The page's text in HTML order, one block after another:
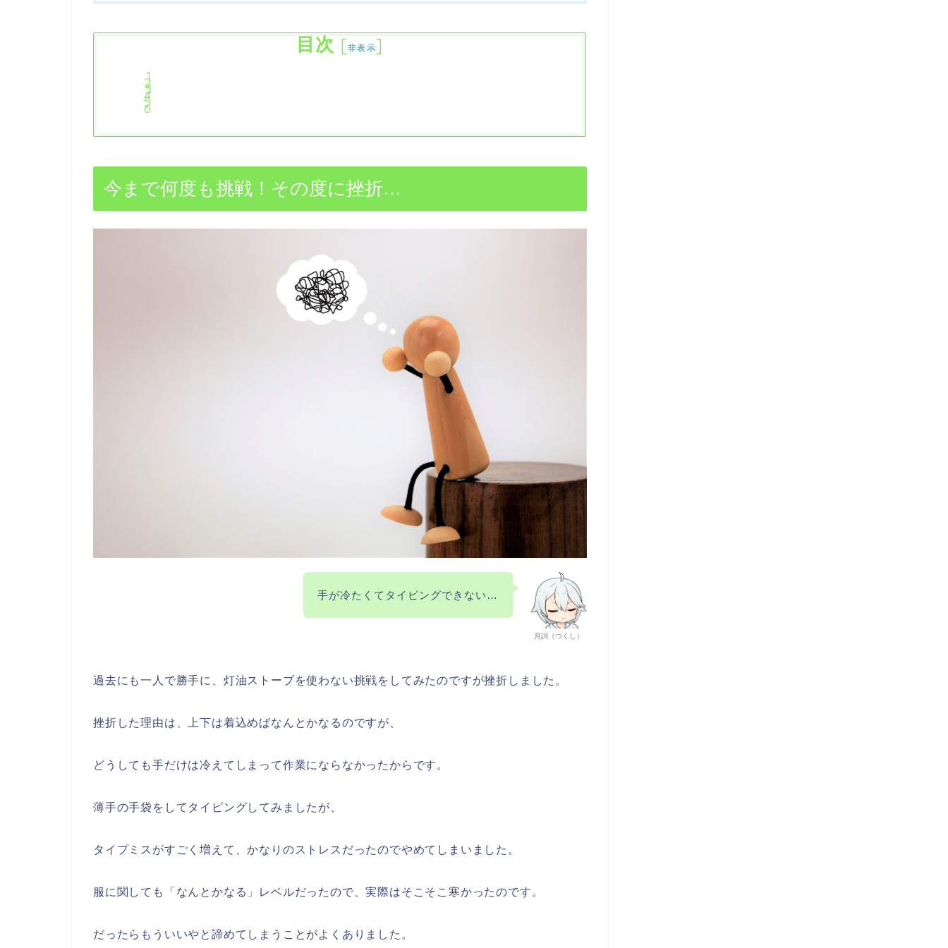
目次 [非表示]
今まで何度も挑戦！その度に挫折…
月詞（つくし）
手が冷たくてタイピングできない…
過去にも一人で勝手に、灯油ストーブを使わない挑戦をしてみたのですが挫折しました。
挫折した理由は、上下は着込めばなんとかなるのですが、
どうしても手だけは冷えてしまって作業にならなかったからです。
薄手の手袋をしてタイピングしてみましたが、
タイプミスがすごく増えて、かなりのストレスだったのでやめてしまいました。
服に関しても「なんとかなる」レベルだったので、実際はそこそこ寒かったのです。
だったらもういいやと諦めてしまうことがよくありました。